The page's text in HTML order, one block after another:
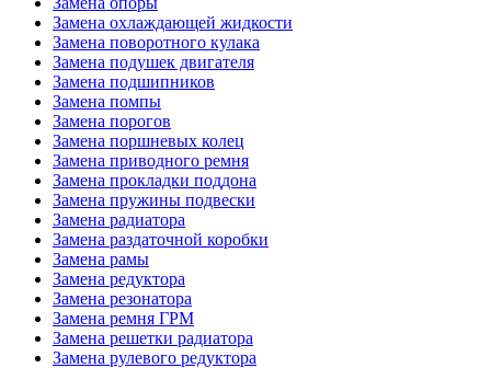
Замена охлаждающей жидкости
Замена поворотного кулака
Замена подушек двигателя
Замена подшипников
Замена помпы
Замена порогов
Замена поршневых колец
Замена приводного ремня
Замена прокладки поддона
Замена пружины подвески
Замена радиатора
Замена раздаточной коробки
Замена рамы
Замена редуктора
Замена резонатора
Замена ремня ГРМ
Замена решетки радиатора
Замена рулевого редуктора